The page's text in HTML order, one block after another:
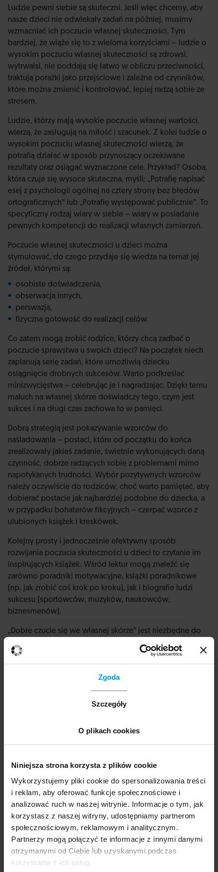
Zgoda
Szczegóły
O plikach cookies
Niniejsza strona korzysta z plików cookie
Wykorzystujemy pliki cookie do spersonalizowania treści
i reklam, aby oferować funkcje społecznościowe i
analizować ruch w naszej witrynie. Informacje o tym, jak
korzystasz z naszej witryny, udostępniamy partnerom
społecznościowym, reklamowym i analitycznym.
Partnerzy mogą połączyć te informacje z innymi danymi
otrzymanymi od Ciebie lub uzyskanymi podczas
korzystania z ich usług.
Ludzie pewni siebie są skuteczni. Jeśli więc chcemy, aby
nasze dzieci nie odwlekały zadań na później, musimy
wzmacniać ich poczucie własnej skuteczności. Tym
bardziej, że wiąże się to z wieloma korzyściami – ludzie o
wysokim poczuciu własnej skuteczności są zdrowsi,
wytrwalsi, nie poddają się łatwo w obliczu przeciwności,
traktują porażki jako przejściowe i zależne od czynników,
które można zmienić i kontrolować, lepiej radzą sobie ze
stresem.
Ludzie, którzy mają wysokie poczucie własnej wartości,
wierzą, że zasługują na miłość i szacunek. Z kolei ludzie o
wysokim poczuciu własnej skuteczności wierzą, że
potrafią działać w sposób przynoszący oczekiwane
rezultaty oraz osiągać wyznaczone cele. Przykład? Osoba,
która czuje się wysoce skuteczna, myśli: „Potrafię napisać
esej z psychologii ogólnej na cztery strony bez błędów
ortograficznych” lub „Potrafię występować publicznie”. To
specyficzny rodzaj wiary w siebie – wiary w posiadanie
pewnych kompetencji do realizacji własnych zamierzeń.
Poczucie własnej skuteczności u dzieci można
stymulować, do czego przydaje się wiedza na temat jej
źródeł, którymi są:
osobiste doświadczenia,
obserwacja innych,
perswazja,
fizyczna gotowość do realizacji celów.
Co zatem mogą zrobić rodzice, którzy chcą zadbać o
poczucie sprawstwa u swoich dzieci? Na początek niech
zaplanują serię zadań, które umożliwią dziecku
osiągnięcie drobnych sukcesów. Warto podkreślać
minizwycięstwa – celebrując je i nagradzając. Dzięki temu
maluch na własnej skórze doświadczy tego, czym jest
sukces i na długi czas zachowa to w pamięci.
Dobrą strategią jest pokazywanie wzorców do
naśladowania – postaci, które od początku do końca
zrealizowały jakieś zadanie, świetnie wykonujących daną
czynność, dobrze radzących sobie z problemami mimo
napotykanych trudności. Wybór pozytywnych wzorców
należy oczywiście do rodziców, choć warto pamiętać, aby
dobierać postacie jak najbardziej podobne do dziecka, a
w przypadku bohaterów fikcyjnych – czerpać wzorce z
ulubionych książek i kreskówek.
Kolejny prosty i jednocześnie efektywny sposób
rozwijania poczucia skuteczności u dzieci to czytanie im
inspirujących książek. Wśród lektur mogą znaleźć się
zarówno poradniki motywacyjne, książki poradnikowe
(np. jak zrobić coś krok po kroku), jak i biografie ludzi
sukcesu (sportowców, muzyków, naukowców,
biznesmenów).
„Dobre czucie się we własnej skórze” jest niezbędne do
realizacji celów. W praktyce chodzi o dobre
samopoczucie, odpowiednio wysoki poziom energii przy
niskim poziomie zmęczenia, a także o pogodny nastrój.
Chyba nie ma osoby, której realizacja zadania nie
przychodziłaby łatwiej, gdy dobrze się czuje. Dlatego tak
ważne jest, aby zadbać o prawidłową dietę (lekkostrawną
bezstresowe funkcjonowanie. Wtedy ryzyko, że kolejna
przynajmniej zminimalizowane.